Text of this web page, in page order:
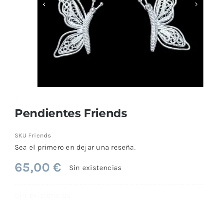
Pendientes Friends
SKU Friends
Sea el primero en dejar una reseña.
65,00€ Sin existencias